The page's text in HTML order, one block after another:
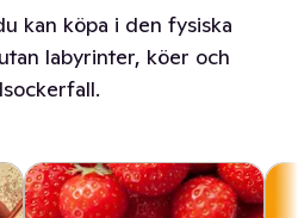
kan köpa i den fysiska
labyrinter, köer och